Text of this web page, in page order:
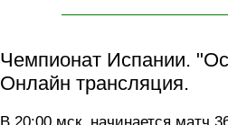
Чемпионат Испании.
Онлайн трансляция.